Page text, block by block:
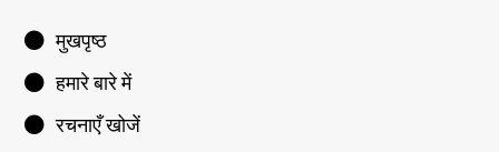
मुखपृष्ठ
हमारे बारे में
रचनाएँ खोजें